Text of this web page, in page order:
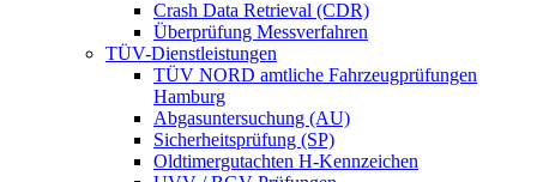
Crash Data Retrieval (CDR)
Überprüfung Messverfahren
TÜV-Dienstleistungen
TÜV NORD amtliche Fahrzeugprüfungen
Hamburg
Abgasuntersuchung (AU)
Sicherheitsprüfung (SP)
Oldtimergutachten H-Kennzeichen